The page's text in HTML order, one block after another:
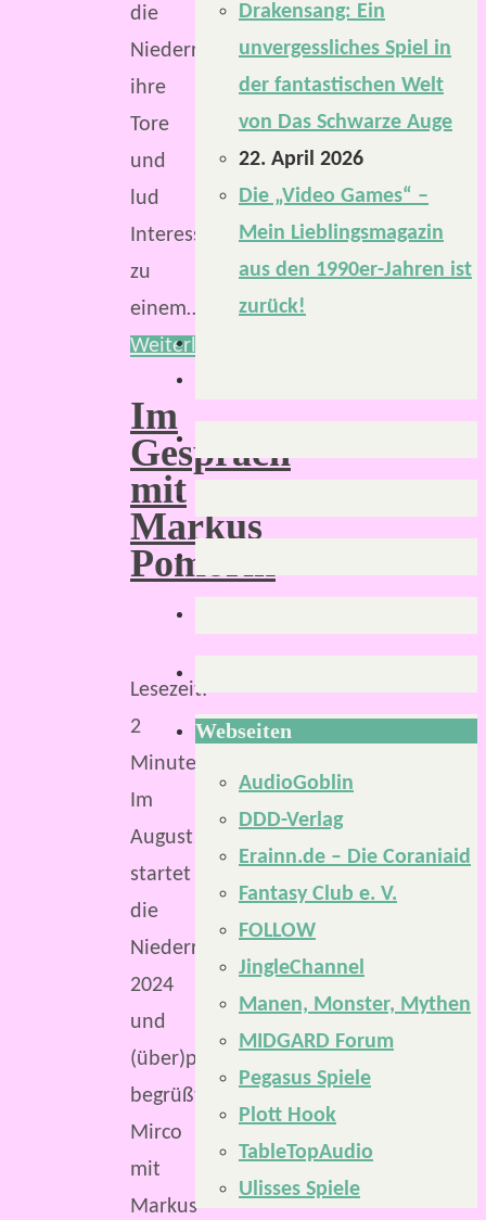
die
NiederrheinCon
ihre
Tore
und
lud
Interessierte
zu
einem…
Weiterlesen
Im
Gespräch
mit
Markus
Pomorin
Lesezeit:
2
Minuten
Im
August
startet
die
NiederrheinCon
2024
und
(über)pünktlich
begrüßt
Mirco
mit
Markus
Drakensang: Ein
unvergessliches Spiel in
der fantastischen Welt
von Das Schwarze Auge
22. April 2026
Die „Video Games“ –
Mein Lieblingsmagazin
aus den 1990er-Jahren ist
zurück!
Webseiten
AudioGoblin
DDD-Verlag
Erainn.de – Die Coraniaid
Fantasy Club e. V.
FOLLOW
JingleChannel
Manen, Monster, Mythen
MIDGARD Forum
Pegasus Spiele
Plott Hook
TableTopAudio
Ulisses Spiele